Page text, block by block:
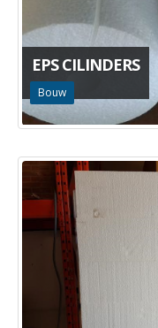
EPS CILINDERS
Bouw